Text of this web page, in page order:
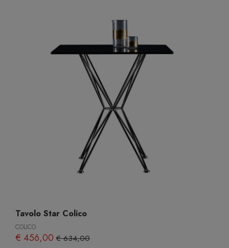
Tavolo Star Colico
COLICO
€ 456,00 € 634,00